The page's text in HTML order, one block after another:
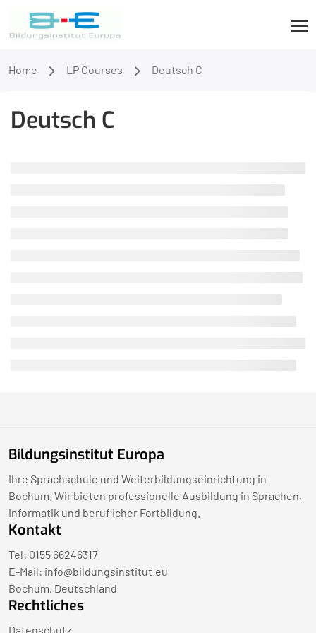
Home LP Courses Deutsch C
Deutsch C
Bildungsinstitut Europa
Ihre Sprachschule und Weiterbildungseinrichtung in
Bochum. Wir bieten professionelle Ausbildung in Sprachen,
Informatik und beruflicher Fortbildung.
Kontakt
Tel: 0155 66246317
E-Mail: info@bildungsinstitut.eu
Bochum, Deutschland
Rechtliches
Datenschutz